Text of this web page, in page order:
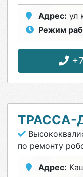
Адрес: ул
Режим
ТРАССА-
по ремонту
Адрес: